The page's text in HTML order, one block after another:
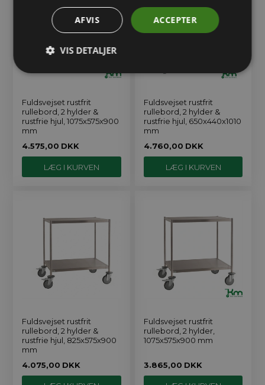
Fuldsvejset rustfrit
rullebord, 2 hylder &
rustfrie hjul, 1075x575x900
mm
4.575,00 DKK
Fuldsvejset rustfrit
rullebord, 2 hylder &
rustfrie hjul, 650x440x1010
mm
4.760,00 DKK
Fuldsvejset rustfrit
rullebord, 2 hylder &
rustfrie hjul, 825x575x900
mm
4.075,00 DKK
Fuldsvejset rustfrit
rullebord, 2 hylder,
1075x575x900 mm
3.865,00 DKK
ACCEPTER
AFVIS
VIS DETALJER